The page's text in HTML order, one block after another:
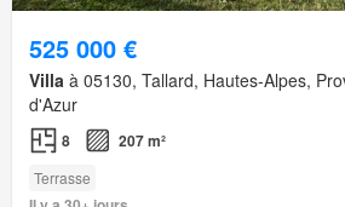
525 000 €
Villa à 05130, Tallard, Hautes-Alpes,
d'Azur
8 207 m²
Terrasse